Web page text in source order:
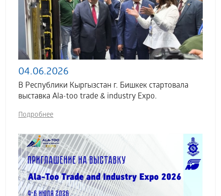
04.06.2026
В Республики Кыргызстан г. Бишкек стартовала
выставка Аla-too trade & industry Expo.
Подробнее